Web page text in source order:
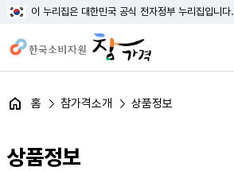
이 누리집은 대한민국 공식 전자정부 누리집입니다.
홈 참가격소개 상품정보
상품정보